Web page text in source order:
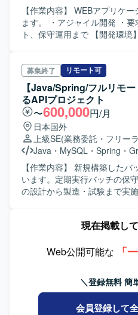
【作業内容】 WEBアプリケ
ます。 ・アジャイル開発 ・
ト、保守運用まで 【開発環境】 ・言語：C# ・ライブラ
DB：MySQL（Amazon
Github ・実行環境：Docker
募集終了 リモート可
【Java/Spring/フルリモ
るAPIプロジェクト
〜600,000円/月
日本国外
上級SE(業務委託・フリー
Java ・ MySQL ・ Spring ・
【作業内容】 新規構築した
います。定期実行バッチの保
の設計から製造・試験まで実
ど、新しい技術に対してもど
アSEとして、チーム全体のレ
サポートを行っていただきま
任せするという形ではなく、
です。
現在掲載し
Web公開可能な
「
＼登録無料 簡
会員登録して